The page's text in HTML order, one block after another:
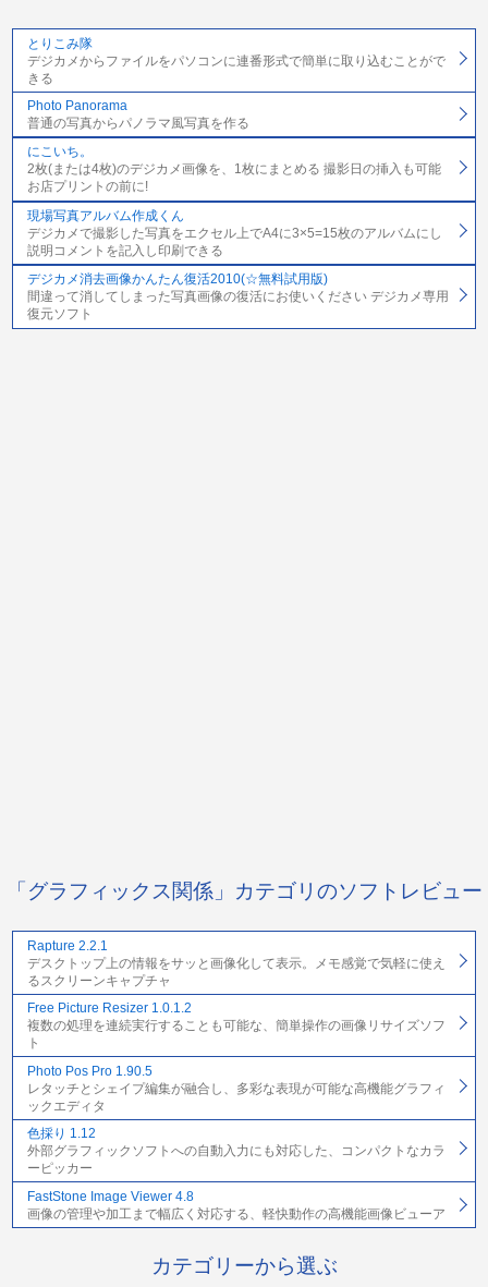
とりこみ隊
デジカメからファイルをパソコンに連番形式で簡単に取り込むことがで
きる
Photo Panorama
普通の写真からパノラマ風写真を作る
にこいち。
2枚(または4枚)のデジカメ画像を、1枚にまとめる 撮影日の挿入も可能
お店プリントの前に!
現場写真アルバム作成くん
デジカメで撮影した写真をエクセル上でA4に3×5=15枚のアルバムにし
説明コメントを記入し印刷できる
デジカメ消去画像かんたん復活2010(☆無料試用版)
間違って消してしまった写真画像の復活にお使いください デジカメ専用
復元ソフト
「グラフィックス関係」カテゴリのソフトレビュー
Rapture 2.2.1
デスクトップ上の情報をサッと画像化して表示。メモ感覚で気軽に使え
るスクリーンキャプチャ
Free Picture Resizer 1.0.1.2
複数の処理を連続実行することも可能な、簡単操作の画像リサイズソフ
ト
Photo Pos Pro 1.90.5
レタッチとシェイプ編集が融合し、多彩な表現が可能な高機能グラフィ
ックエディタ
色採り 1.12
外部グラフィックソフトへの自動入力にも対応した、コンパクトなカラ
ーピッカー
FastStone Image Viewer 4.8
画像の管理や加工まで幅広く対応する、軽快動作の高機能画像ビューア
カテゴリーから選ぶ